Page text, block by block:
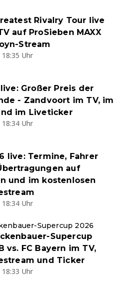
Rivalry Tour live
auf ProSieben MAXX
Stream
18:35 Uhr
live: Großer Preis der
- Zandvoort im TV, im
im Liveticker
18:34 Uhr
live: Termine, Fahrer
auf
und im kostenlosen
18:34 Uhr
Supercup 2026
Supercup
vs. FC Bayern im TV,
und Ticker
18:33 Uhr